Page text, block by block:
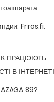
Friros.fi,
ПРАЦЮЮТЬ
В ІНТЕРНЕТІ
89?